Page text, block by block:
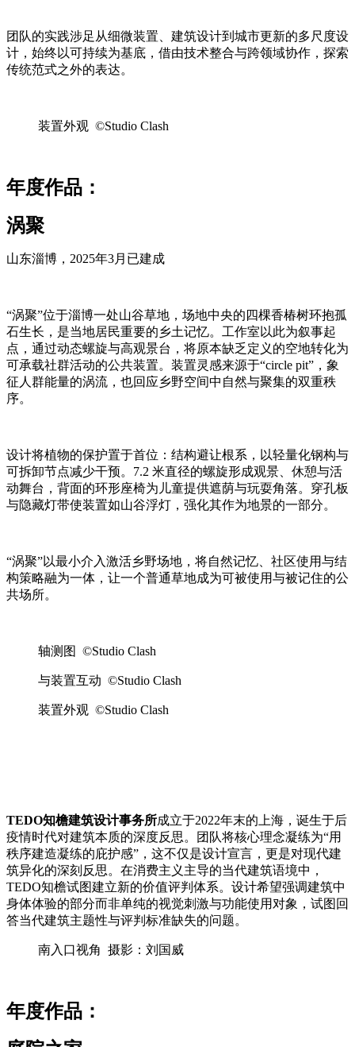
团队的实践涉足从细微装置、建筑设计到城市更新的多尺度设
计，始终以可持续为基底，借由技术整合与跨领域协作，探索
传统范式之外的表达。
装置外观 ©Studio Clash
年度作品：
涡聚
山东淄博，2025年3月已建成
“涡聚”位于淄博一处山谷草地，场地中央的四棵香椿树环抱孤
石生长，是当地居民重要的乡土记忆。工作室以此为叙事起
点，通过动态螺旋与高观景台，将原本缺乏定义的空地转化为
可承载社群活动的公共装置。装置灵感来源于“circle pit”，象
征人群能量的涡流，也回应乡野空间中自然与聚集的双重秩
序。
设计将植物的保护置于首位：结构避让根系，以轻量化钢构与
可拆卸节点减少干预。7.2 米直径的螺旋形成观景、休憩与活
动舞台，背面的环形座椅为儿童提供遮荫与玩耍角落。穿孔板
与隐藏灯带使装置如山谷浮灯，强化其作为地景的一部分。
“涡聚”以最小介入激活乡野场地，将自然记忆、社区使用与结
构策略融为一体，让一个普通草地成为可被使用与被记住的公
共场所。
轴测图 ©Studio Clash
与装置互动 ©Studio Clash
装置外观 ©Studio Clash
TEDO知檐建筑设计事务所成立于2022年末的上海，诞生于后
疫情时代对建筑本质的深度反思。团队将核心理念凝练为“用
秩序建造凝练的庇护感”，这不仅是设计宣言，更是对现代建
筑异化的深刻反思。在消费主义主导的当代建筑语境中，
TEDO知檐试图建立新的价值评判体系。设计希望强调建筑中
身体体验的部分而非单纯的视觉刺激与功能使用对象，试图回
答当代建筑主题性与评判标准缺失的问题。
南入口视角 摄影：刘国威
年度作品：